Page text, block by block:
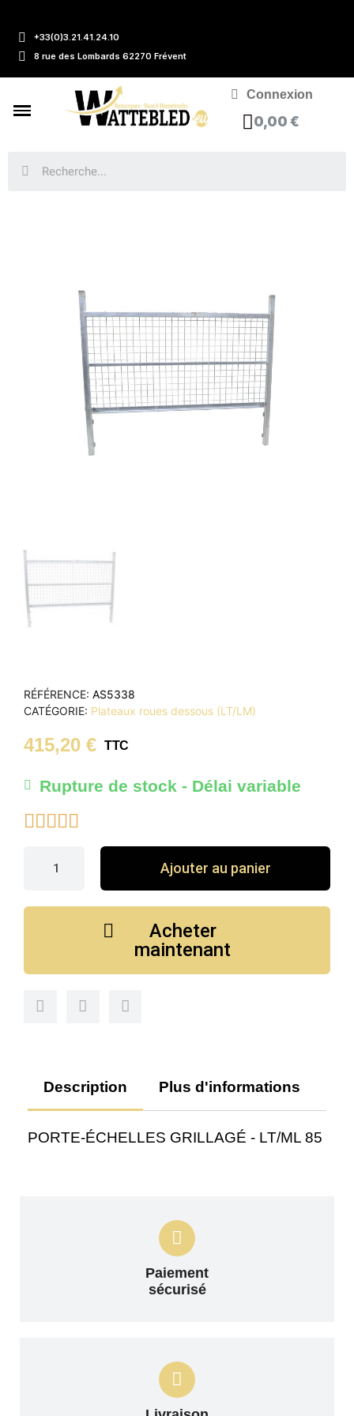
+33(0)3.21.41.24.10
8 rue des Lombards 62270 Frévent
Connexion
0,00 €
RÉFÉRENCE AS5338
CATÉGORIE Plateaux roues dessous (LT/LM)
415,20 € TTC
Rupture de stock - Délai variable

Ajouter au panier
Acheter
maintenant
Description Plus d'informations
PORTE-ÉCHELLES GRILLAGÉ - LT/ML 85
Paiement
sécurisé